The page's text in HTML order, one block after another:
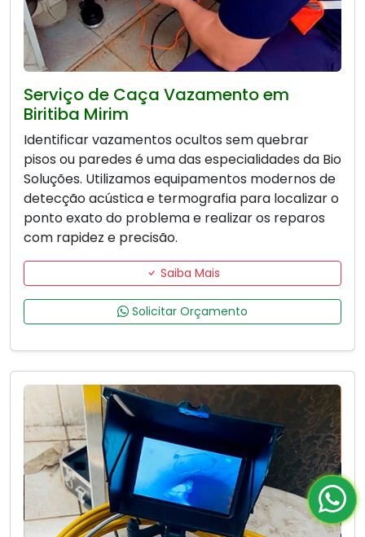
Serviço de Caça Vazamento em
Biritiba Mirim
Identificar vazamentos ocultos sem quebrar
pisos ou paredes é uma das especialidades da Bio
Soluções. Utilizamos equipamentos modernos de
detecção acústica e termografia para localizar o
ponto exato do problema e realizar os reparos
com rapidez e precisão.
Saiba Mais
Solicitar Orçamento